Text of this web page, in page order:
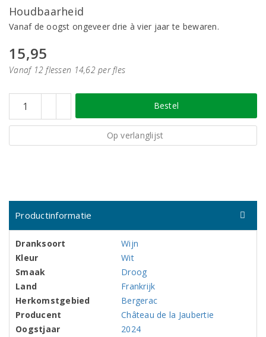
Houdbaarheid
Vanaf de oogst ongeveer drie à vier jaar te bewaren.
15,95
Vanaf 12 flessen 14,62 per fles
Bestel
Op verlanglijst
Productinformatie
Dranksoort
Wijn
Kleur
Wit
Smaak
Droog
Land
Frankrijk
Herkomstgebied
Bergerac
Producent
Château de la Jaubertie
Oogstjaar
2024